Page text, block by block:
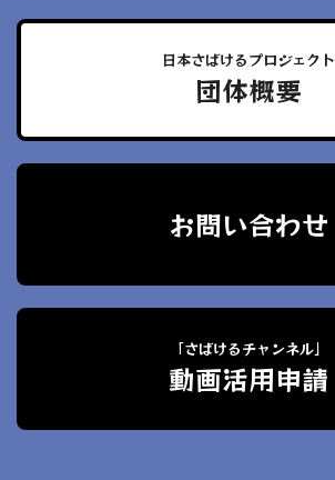
日本さばけるプロジェクト
団体概要
お問い合わせ
「さばけるチャンネル」
動画活用申請